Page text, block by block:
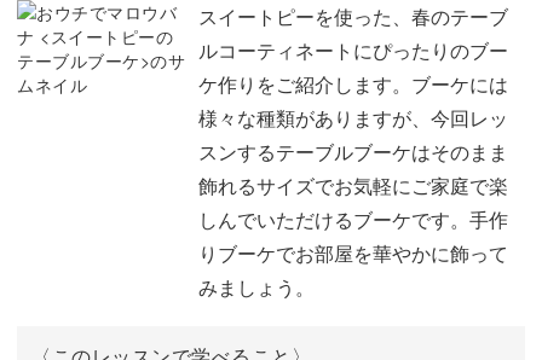
どのようなお花を使うかによって全く雰囲気の異なった花
束を作ることができるのがブーケ作りの最大の魅力です。
ブーケには様々な種類がありますが、今回レッスンするテ
ーブルブーケはそのまま飾れるサイズでお気軽にご家庭で
楽しんでいただけるブーケのこと。
お部屋の中を一気に華やかにしてくれるフラワーアレンジ
メント作品です。そんなブーケアレンジは、ご自身で作る
スイートピーを使った、春のテーブ
ルコーティネートにぴったりのブー
ケ作りをご紹介します。ブーケには
様々な種類がありますが、今回レッ
スンするテーブルブーケはそのまま
飾れるサイズでお気軽にご家庭で楽
しんでいただけるブーケです。手作
りブーケでお部屋を華やかに飾って
みましょう。